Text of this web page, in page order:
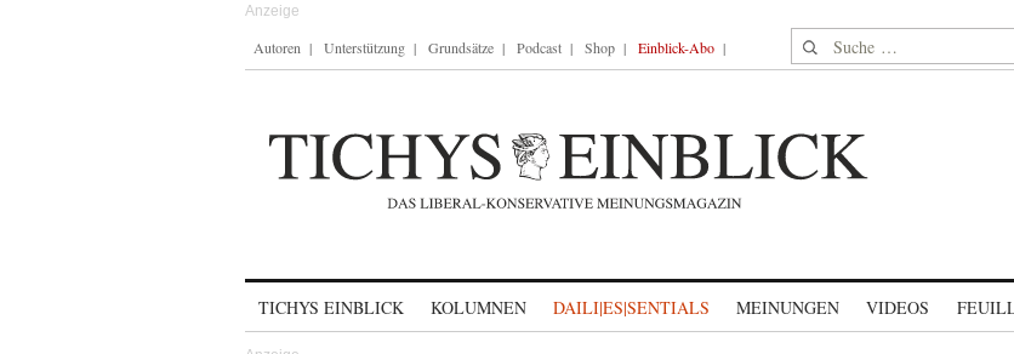
Autoren Unterstützung Grundsätze Podcast Shop Einblick-Abo Suche nach:
TICHYS EINBLICK KOLUMNEN DAILI|ES|SENTIALS MEINUNGEN VIDEOS